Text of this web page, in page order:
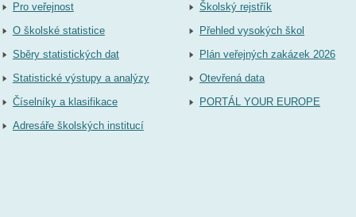
Pro veřejnost
O školské statistice
Sběry statistických dat
Statistické výstupy a analýzy
Číselníky a klasifikace
Adresáře školských institucí
Školský rejstřík
Přehled vysokých škol
Plán veřejných zakázek 2026
Otevřená data
PORTÁL YOUR EUROPE